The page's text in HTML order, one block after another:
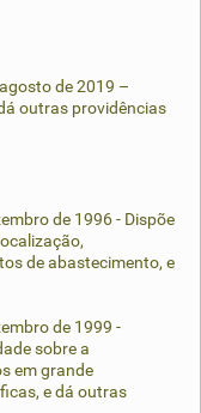
de 2019 –
outras providências
de 1996 - Dispõe
de abastecimento, e
de 1999 -
sobre a
em grande
e dá outras